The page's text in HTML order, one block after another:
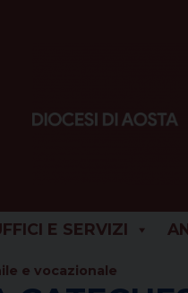
E SERVIZI
e vocazionale